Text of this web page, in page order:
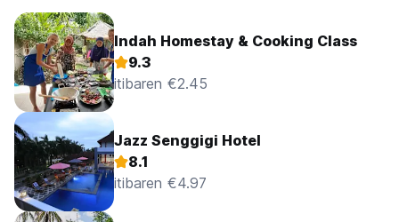
Indah Homestay & Cooking Class
9.3
itibaren €2.45
Jazz Senggigi Hotel
8.1
itibaren €4.97